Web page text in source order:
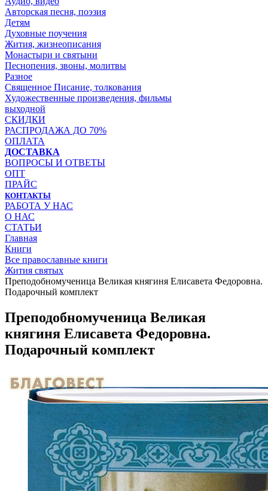
Авторская песня, поэзия
Детям
Духовные поучения
Жития, жизнеописания
Монастыри и святыни
Песнопения, звоны, молитвы
Разное
Священное Писание, толкования
Художественные произведения, фильмы
выходной
СКИДКИ
РАСПРОДАЖА ДО 70%
ОПЛАТА
ДОСТАВКА
ВОПРОСЫ И ОТВЕТЫ
ОПТ
ПРАЙС
КОНТАКТЫ
РАБОТА У НАС
О НАС
СТАТЬИ
Главная
Книги
Все православные книги
Жития святых
Преподобномученица Великая княгиня Елисавета Федоровна.
Подарочный комплект
Преподобномученица Великая
княгиня Елисавета Федоровна.
Подарочный комплект